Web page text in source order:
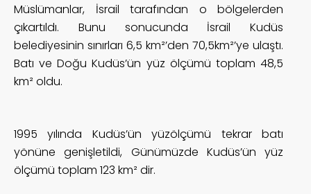
Müslümanlar, İsrail tarafından o bölgelerden
çıkartıldı. Bunu sonucunda İsrail Kudüs
belediyesinin sınırları 6,5 km²’den 70,5km²’ye ulaştı.
Batı ve Doğu Kudüs’ün yüz ölçümü toplam 48,5
km² oldu.
1995 yılında Kudüs’ün yüzölçümü tekrar batı
yönüne genişletildi, Günümüzde Kudüs’ün yüz
ölçümü toplam 123 km² dir.